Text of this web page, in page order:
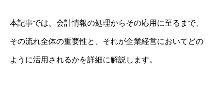
本記事では、会計情報の処理からその応用に至るまで、
その流れ全体の重要性と、それが企業経営においてどの
ように活用されるかを詳細に解説します。